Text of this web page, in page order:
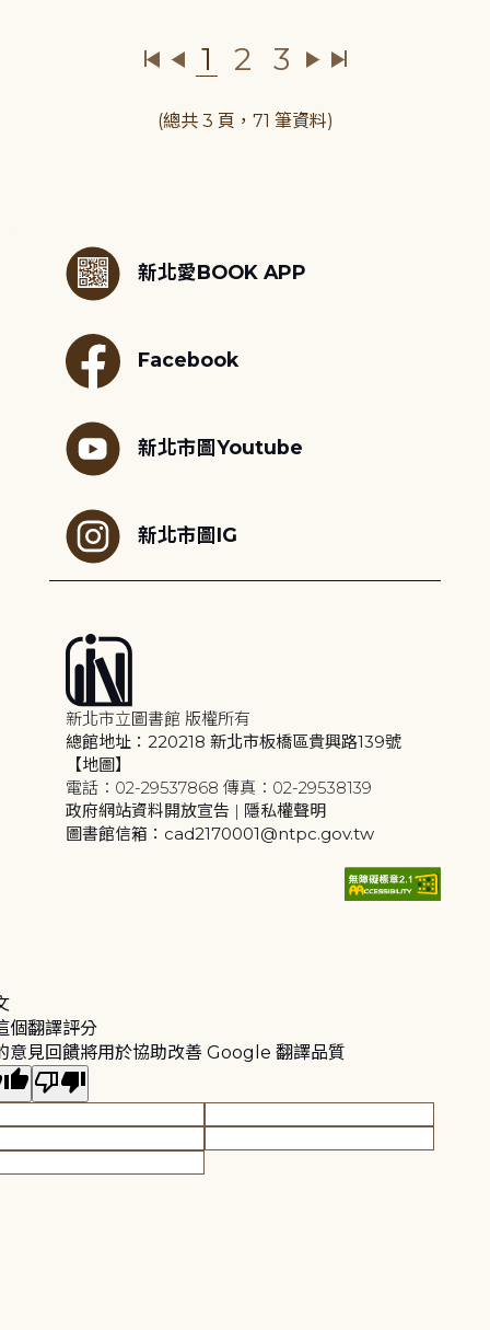
1 2 3
(總共 3 頁，71 筆資料)
新北愛BOOK APP
Facebook
新北市圖Youtube
新北市圖IG
新北市立圖書館 版權所有
總館地址：220218 新北市板橋區貴興路139號
【地圖】
電話：02-29537868 傳真：02-29538139
政府網站資料開放宣告 | 隱私權聲明
圖書館信箱：cad2170001@ntpc.gov.tw
個翻譯評分
意見回饋將用於協助改善 Google 翻譯品質